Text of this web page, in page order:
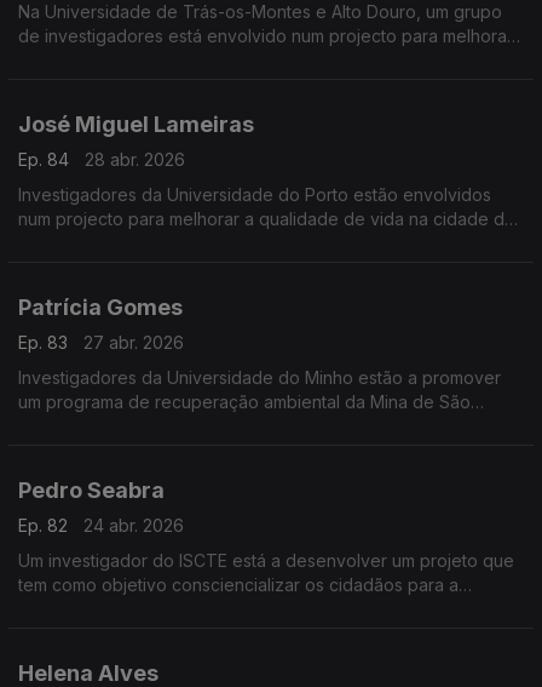
Na Universidade de Trás-os-Montes e Alto Douro, um grupo
de investigadores está envolvido num projecto para melhorar
José Miguel Lameiras
Ep. 84
28 abr. 2026
Investigadores da Universidade do Porto estão envolvidos
num projecto para melhorar a qualidade de vida na cidade do
Patrícia Gomes
Ep. 83
27 abr. 2026
Investigadores da Universidade do Minho estão a promover
um programa de recuperação ambiental da Mina de São
Pedro Seabra
Ep. 82
24 abr. 2026
Um investigador do ISCTE está a desenvolver um projeto que
tem como objetivo consciencializar os cidadãos para a
Helena Alves